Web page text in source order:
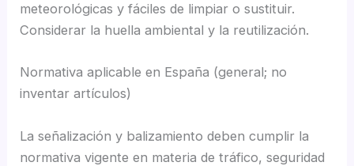
meteorológicas y fáciles de limpiar o sustituir.
Considerar la huella ambiental y la reutilización.
Normativa aplicable en España (general; no
inventar artículos)
La señalización y balizamiento deben cumplir la
normativa vigente en materia de tráfico, seguridad